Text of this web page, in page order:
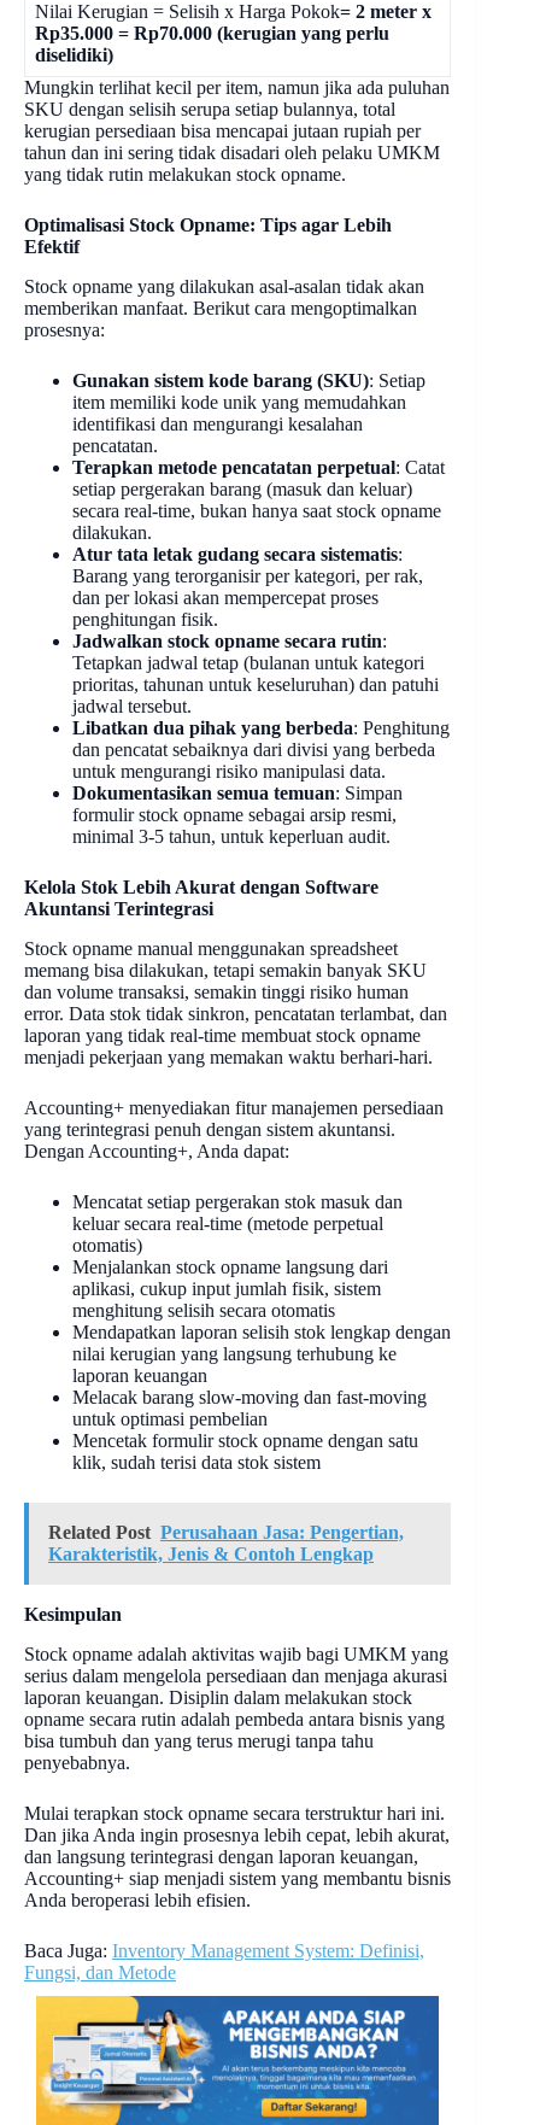
Nilai Kerugian = Selisih x Harga Pokok= 2 meter x
Rp35.000 = Rp70.000 (kerugian yang perlu
diselidiki)
Mungkin terlihat kecil per item, namun jika ada puluhan
SKU dengan selisih serupa setiap bulannya, total
kerugian persediaan bisa mencapai jutaan rupiah per
tahun dan ini sering tidak disadari oleh pelaku UMKM
yang tidak rutin melakukan stock opname.
Optimalisasi Stock Opname: Tips agar Lebih
Efektif
Stock opname yang dilakukan asal-asalan tidak akan
memberikan manfaat. Berikut cara mengoptimalkan
prosesnya:
Gunakan sistem kode barang (SKU): Setiap
item memiliki kode unik yang memudahkan
identifikasi dan mengurangi kesalahan
pencatatan.
Terapkan metode pencatatan perpetual: Catat
setiap pergerakan barang (masuk dan keluar)
secara real-time, bukan hanya saat stock opname
dilakukan.
Atur tata letak gudang secara sistematis:
Barang yang terorganisir per kategori, per rak,
dan per lokasi akan mempercepat proses
penghitungan fisik.
Jadwalkan stock opname secara rutin:
Tetapkan jadwal tetap (bulanan untuk kategori
prioritas, tahunan untuk keseluruhan) dan patuhi
jadwal tersebut.
Libatkan dua pihak yang berbeda: Penghitung
dan pencatat sebaiknya dari divisi yang berbeda
untuk mengurangi risiko manipulasi data.
Dokumentasikan semua temuan: Simpan
formulir stock opname sebagai arsip resmi,
minimal 3-5 tahun, untuk keperluan audit.
Kelola Stok Lebih Akurat dengan Software
Akuntansi Terintegrasi
Stock opname manual menggunakan spreadsheet
memang bisa dilakukan, tetapi semakin banyak SKU
dan volume transaksi, semakin tinggi risiko human
error. Data stok tidak sinkron, pencatatan terlambat, dan
laporan yang tidak real-time membuat stock opname
menjadi pekerjaan yang memakan waktu berhari-hari.
Accounting+ menyediakan fitur manajemen persediaan
yang terintegrasi penuh dengan sistem akuntansi.
Dengan Accounting+, Anda dapat:
Mencatat setiap pergerakan stok masuk dan
keluar secara real-time (metode perpetual
otomatis)
Menjalankan stock opname langsung dari
aplikasi, cukup input jumlah fisik, sistem
menghitung selisih secara otomatis
Mendapatkan laporan selisih stok lengkap dengan
nilai kerugian yang langsung terhubung ke
laporan keuangan
Melacak barang slow-moving dan fast-moving
untuk optimasi pembelian
Mencetak formulir stock opname dengan satu
klik, sudah terisi data stok sistem
Related Post Perusahaan Jasa: Pengertian,
Karakteristik, Jenis & Contoh Lengkap
Kesimpulan
Stock opname adalah aktivitas wajib bagi UMKM yang
serius dalam mengelola persediaan dan menjaga akurasi
laporan keuangan. Disiplin dalam melakukan stock
opname secara rutin adalah pembeda antara bisnis yang
bisa tumbuh dan yang terus merugi tanpa tahu
penyebabnya.
Mulai terapkan stock opname secara terstruktur hari ini.
Dan jika Anda ingin prosesnya lebih cepat, lebih akurat,
dan langsung terintegrasi dengan laporan keuangan,
Accounting+ siap menjadi sistem yang membantu bisnis
Anda beroperasi lebih efisien.
Baca Juga: Inventory Management System: Definisi,
Fungsi, dan Metode